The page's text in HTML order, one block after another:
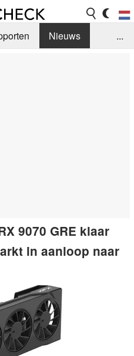
Nieuws
...
9070 GRE klaar
in aanloop naar